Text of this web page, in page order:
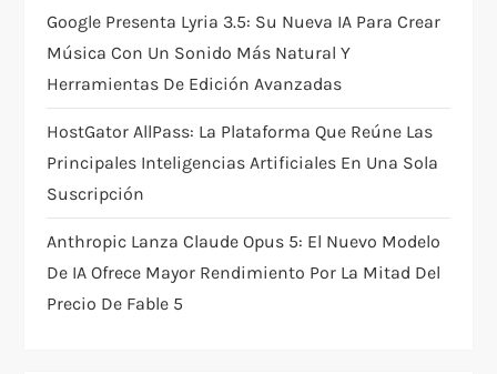
Google Presenta Lyria 3.5: Su Nueva IA Para Crear
Música Con Un Sonido Más Natural Y
Herramientas De Edición Avanzadas
HostGator AllPass: La Plataforma Que Reúne Las
Principales Inteligencias Artificiales En Una Sola
Suscripción
Anthropic Lanza Claude Opus 5: El Nuevo Modelo
De IA Ofrece Mayor Rendimiento Por La Mitad Del
Precio De Fable 5